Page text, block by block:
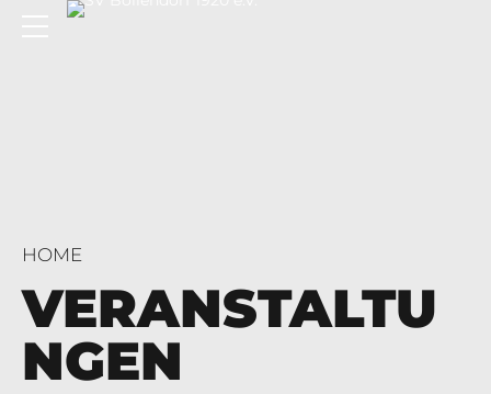
HOME
VERANSTALTU
NGEN